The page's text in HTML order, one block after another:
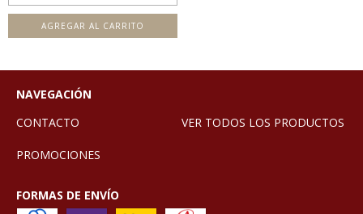
AGREGAR AL CARRITO
NAVEGACIÓN
CONTACTO
VER TODOS LOS PRODUCTOS
PROMOCIONES
FORMAS DE ENVÍO